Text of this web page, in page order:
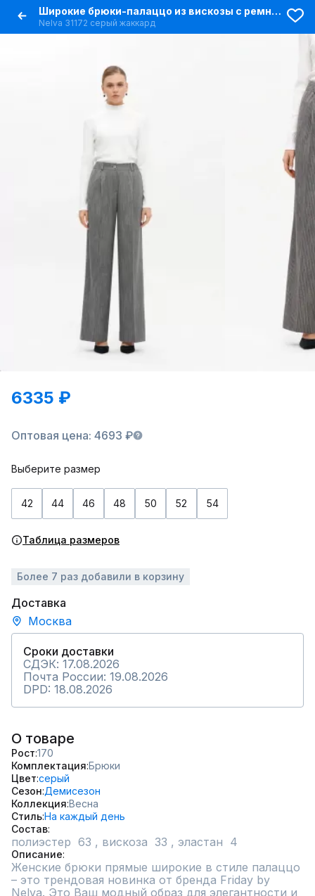
Широкие брюки-палаццо из вискозы с ремнем и стрелками
Nelva 31172 серый жаккард
6335 ₽
Оптовая цена: 4693 ₽
Выберите размер
42 44 46 48 50 52 54
Таблица размеров
Более 7 раз добавили в корзину
Доставка
Москва
Сроки доставки
СДЭК: 17.08.2026
Почта России: 19.08.2026
DPD: 18.08.2026
О товаре
Рост 170
Комплектация Брюки
Цвет серый
Сезон Демисезон
Коллекция Весна
СтильНа каждый день
Состав
полиэстер  63 , вискоза  33 , эластан  4
Описание
Женские брюки прямые широкие в стиле палаццо
– это трендовая новинка от бренда Friday by
Nelva. Это Ваш модный образ для элегантности и